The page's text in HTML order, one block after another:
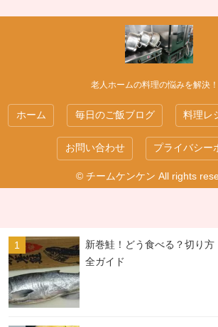
老人ホームの料理の悩みを解決！
ホーム 毎日のご飯ブログ 料理レ
お問い合わせ プライバシー
© チームケンケン All rights
新巻鮭！どう食べる？切り
全ガイド